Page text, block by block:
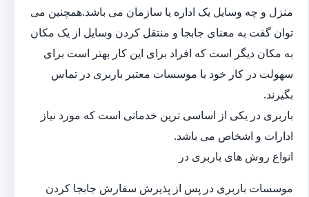
منزل و چه وسایل یک اداره یا سازمان می باشد.همچنین می
توان گفت به معنای جابجا و منتقل کردن وسایل از یک مکان
به مکان دیگر است که افراد برای این کار بهتر است برای
سهولت در کار خود با موسسات معتبر باربری در تماس
بگیرند.
باربری در یکی از اساسی ترین خدماتی است که مورد نیاز
ادارات و اشخاص می باشد.
انواع روش های باربری در
موسسات باربری در پس از پذیرش سفارش جابجا کردن